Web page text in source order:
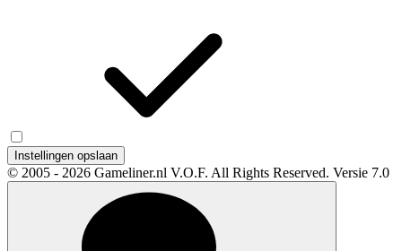
Instellingen opslaan
© 2005 - 2026 Gameliner.nl V.O.F. All Rights Reserved. Versie 7.0